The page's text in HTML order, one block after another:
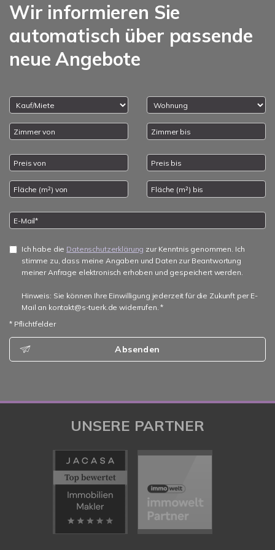
Wir informieren Sie
automatisch über passende
neue Angebote
Ich habe die Datenschutzerklärung zur Kenntnis genommen. Ich
stimme zu, dass meine Angaben und Daten zur Beantwortung
meiner Anfrage elektronisch erhoben und gespeichert werden.
Hinweis: Sie können Ihre Einwilligung jederzeit für die Zukunft per E-
Mail an kontakt@s-tuerk.de widerrufen. *
* Pflichtfelder
Absenden
UNSERE PARTNER